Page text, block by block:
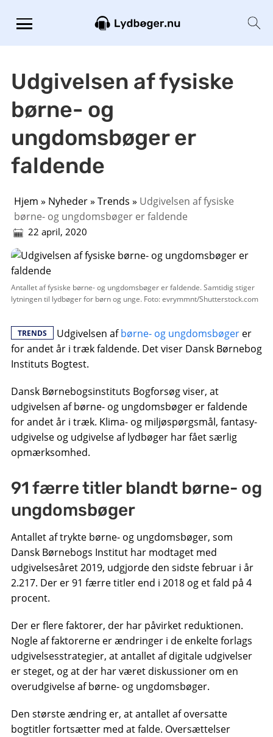
Udgivelsen af ​​fysiske
børne- og
ungdomsbøger er
faldende
Hjem » Nyheder» Trends » Udgivelsen af ​​fysiske
børne- og ungdomsbøger er faldende
22 april, 2020
Antallet af fysiske børne- og ungdomsbøger er faldende. Samtidig stiger
lytningen til lydbøger for børn og unge. Foto: evrymmnt/Shutterstock.com
TRENDS Udgivelsen af ​​børne- og ungdomsbøgerer
for andet år i træk faldende. Det viser Dansk Børnebog
Instituts Bogtest.
Dansk Børnebogsinstituts Bogforsøg viser, at
udgivelsen af ​​børne- og ungdomsbøger er faldende
for andet år i træk. Klima- og miljøspørgsmål, fantasy-
udgivelse og udgivelse af lydbøger har fået særlig
opmærksomhed.
91 færre titler blandt børne- og
ungdomsbøger
Antallet af trykte børne- og ungdomsbøger, som
Dansk Børnebogs Institut har modtaget med
udgivelsesåret 2019, udgjorde den sidste februar i år
2.217. Der er 91 færre titler end i 2018 og et fald på 4
procent.
Der er flere faktorer, der har påvirket reduktionen.
Nogle af faktorerne er ændringer i de enkelte forlags
udgivelsesstrategier, at antallet af digitale udgivelser
er steget, og at der har været diskussioner om en
overudgivelse af børne- og ungdomsbøger.
Den største ændring er, at antallet af oversatte
bogtitler fortsætter med at falde. Oversættelser